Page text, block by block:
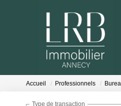
Accueil Professionnels
Type de transaction